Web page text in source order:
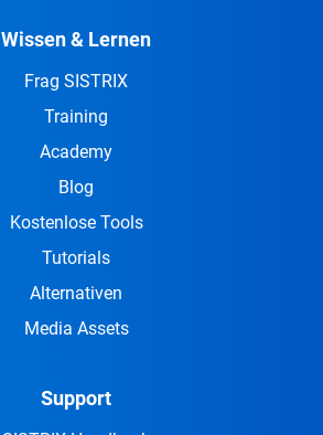
Wissen & Lernen
Frag SISTRIX
Training
Academy
Blog
Kostenlose Tools
Tutorials
Alternativen
Media Assets
Support